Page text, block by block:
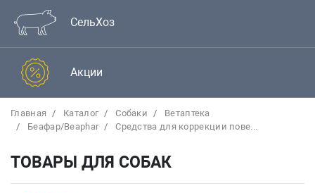
СельХоз
Акции
Главная Каталог Собаки
Bетаптека
Беафар/Beaphar
Средства для коррекции пове...
ТОВАРЫ ДЛЯ СОБАК